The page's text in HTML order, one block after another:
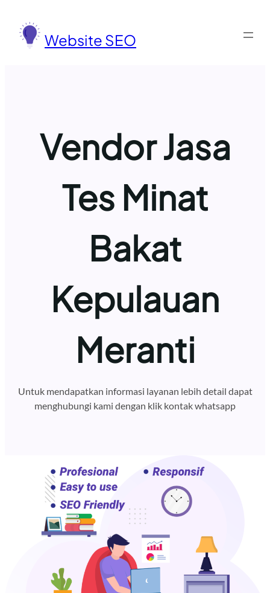
konten
Website SEO
Vendor Jasa
Tes Minat
Bakat
Kepulauan
Meranti
Untuk mendapatkan informasi layanan lebih detail dapat
menghubungi kami dengan klik kontak whatsapp